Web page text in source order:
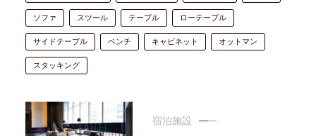
ソファ スツール テーブル ローテーブル
サイドテーブル ベンチ キャビネット オットマン
スタッキング
宿泊施設